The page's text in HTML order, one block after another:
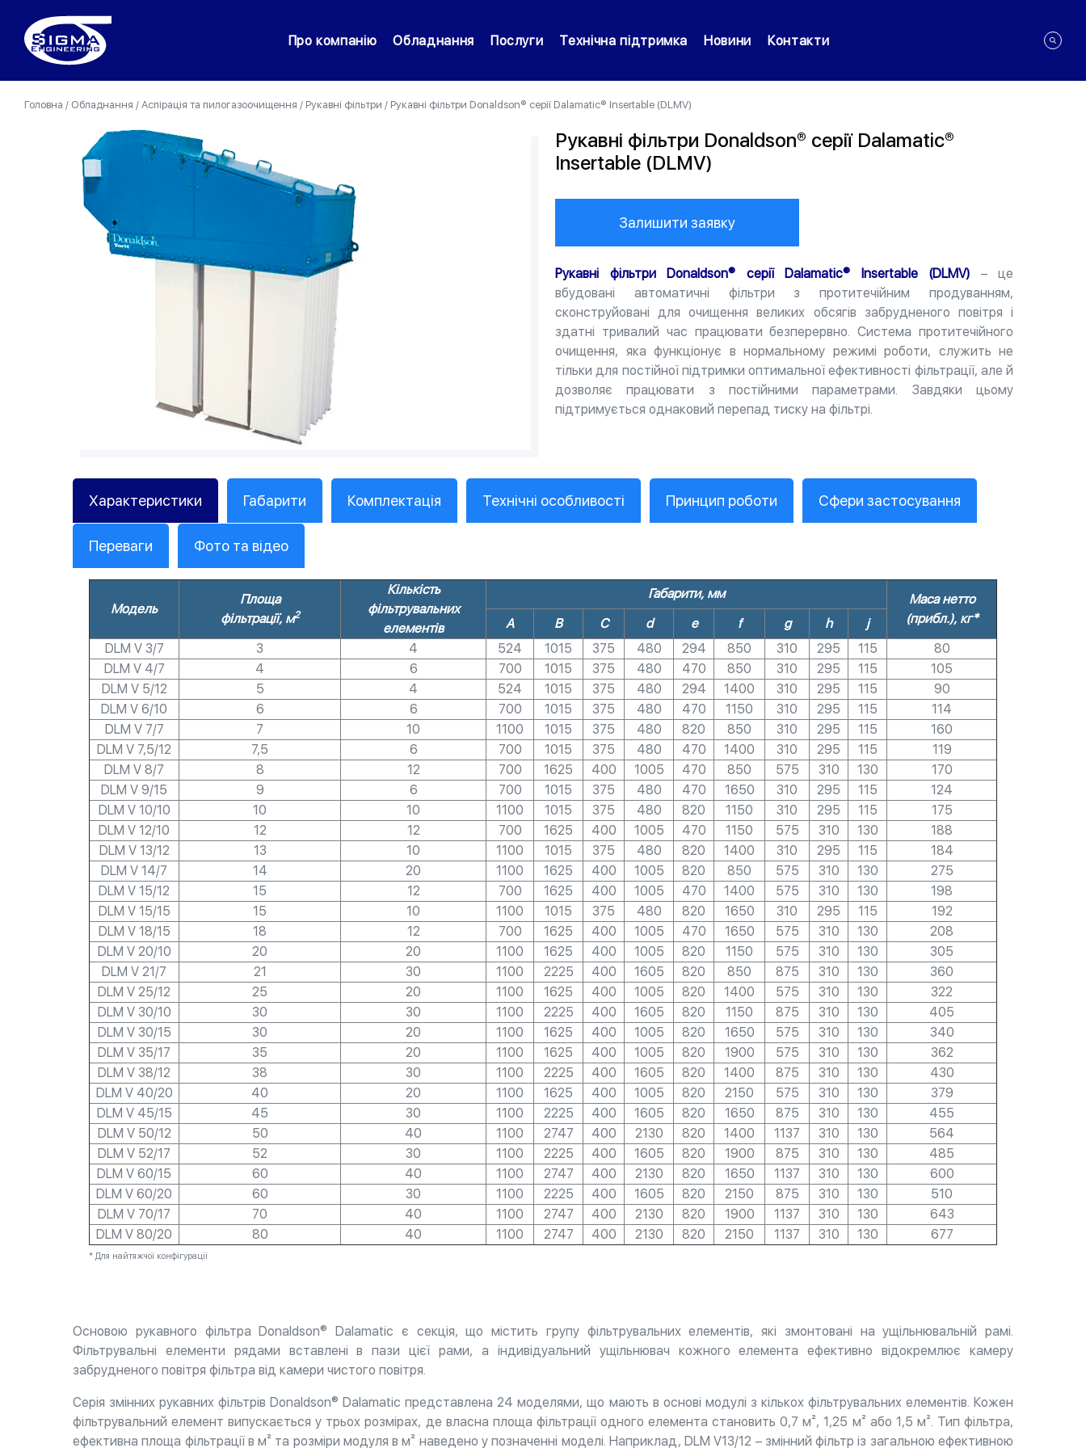
Про компанію Обладнання Послуги Технічна підтримка Новини Контакти
Головна / Обладнання / Аспірація та пилогазоочищення / Рукавні фільтри / Рукавні фільтри Donaldson® серії Dalamatic® Insertable (DLMV)
Рукавні фільтри Donaldson® серії Dalamatic®
Insertable (DLMV)
Залишити заявку
Рукавні фільтри Donaldson® серії Dalamatic® Insertable (DLMV) – це
вбудовані автоматичні фільтри з протитечійним продуванням,
сконструйовані для очищення великих обсягів забрудненого повітря і
здатні тривалий час працювати безперервно. Система протитечійного
очищення, яка функціонує в нормальному режимі роботи, служить не
тільки для постійної підтримки оптимальної ефективності фільтрації, але й
дозволяє працювати з постійними параметрами. Завдяки цьому
підтримується однаковий перепад тиску на фільтрі.
Характеристики Габарити Комплектація Технічні особливості Принцип роботи Сфери застосування
Переваги Фото та відео
Модель
Площа
фільтрації, м2
Кількість
фільтрувальних
елементів
Габарити, мм
Маса нетто
(прибл.), кг*
A B C d e f g h
j
DLM V 3/7
3 4 524 1015 375 480 294 850 310 295 115
80
DLM V 4/7
4 6 700 1015 375 480 470 850 310 295 115
105
DLM V 5/12
5 4 524 1015 375 480 294 1400 310 295 115
90
DLM V 6/10
6 6 700 1015 375 480 470 1150 310 295 115
114
DLM V 7/7
7 10 1100 1015 375 480 820 850 310 295 115
160
DLM V 7,5/12
7,5 6 700 1015 375 480 470 1400 310 295 115
119
DLM V 8/7
8 12 700 1625 400 1005 470 850 575 310 130
170
DLM V 9/15
9 6 700 1015 375 480 470 1650 310 295 115
124
DLM V 10/10
10 10 1100 1015 375 480 820 1150 310 295 115
175
DLM V 12/10
12 12 700 1625 400 1005 470 1150 575 310 130
188
DLM V 13/12
13 10 1100 1015 375 480 820 1400 310 295 115
184
DLM V 14/7
14 20 1100 1625 400 1005 820 850 575 310 130
275
DLM V 15/12
15 12 700 1625 400 1005 470 1400 575 310 130
198
DLM V 15/15
15 10 1100 1015 375 480 820 1650 310 295 115
192
DLM V 18/15
18 12 700 1625 400 1005 470 1650 575 310 130
208
DLM V 20/10
20 20 1100 1625 400 1005 820 1150 575 310 130
305
DLM V 21/7
21 30 1100 2225 400 1605 820 850 875 310 130
360
DLM V 25/12
25 20 1100 1625 400 1005 820 1400 575 310 130
322
DLM V 30/10
30 30 1100 2225 400 1605 820 1150 875 310 130
405
DLM V 30/15
30 20 1100 1625 400 1005 820 1650 575 310 130
340
DLM V 35/17
35 20 1100 1625 400 1005 820 1900 575 310 130
362
DLM V 38/12
38 30 1100 2225 400 1605 820 1400 875 310 130
430
DLM V 40/20
40 20 1100 1625 400 1005 820 2150 575 310 130
379
DLM V 45/15
45 30 1100 2225 400 1605 820 1650 875 310 130
455
DLM V 50/12
50 40 1100 2747 400 2130 820 1400 1137 310 130
564
DLM V 52/17
52 30 1100 2225 400 1605 820 1900 875 310 130
485
DLM V 60/15
60 40 1100 2747 400 2130 820 1650 1137 310 130
600
DLM V 60/20
60 30 1100 2225 400 1605 820 2150 875 310 130
510
DLM V 70/17
70 40 1100 2747 400 2130 820 1900 1137 310 130
643
DLM V 80/20
80 40 1100 2747 400 2130 820 2150 1137 310 130 677
* Для найтяжчої конфігурації
Основою рукавного фільтра Donaldson® Dalamatic є секція, що містить групу фільтрувальних елементів, які змонтовані на ущільнювальній рамі.
Фільтрувальні елементи рядами вставлені в пази цієї рами, а індивідуальний ущільнювач кожного елемента ефективно відокремлює камеру
забрудненого повітря фільтра від камери чистого повітря.
Серія змінних рукавних фільтрів Donaldson® Dalamatic представлена ​​24 моделями, що мають в основі модулі з кількох фільтрувальних елементів. Кожен
фільтрувальний елемент випускається у трьох розмірах, де власна площа фільтрації одного елемента становить 0,7 м², 1,25 м² або 1,5 м². Тип фільтра,
ефективна площа фільтрації в м² та розміри модуля в м² наведено у позначенні моделі. Наприклад, DLM V13/12 – змінний фільтр із загальною ефективною